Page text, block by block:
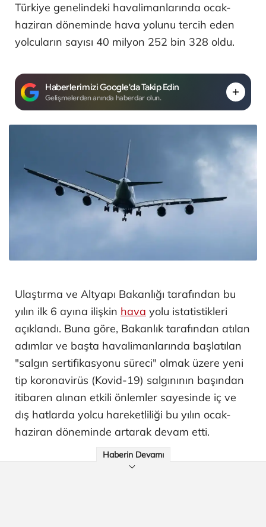
Türkiye genelindeki havalimanlarında ocak-
haziran döneminde hava yolunu tercih eden
yolcuların sayısı 40 milyon 252 bin 328 oldu.
Haberlerimizi Google'da Takip Edin
Gelişmelerden anında haberdar olun.
Ulaştırma ve Altyapı Bakanlığı tarafından bu
yılın ilk 6 ayına ilişkin hava yolu istatistikleri
açıklandı. Buna göre, Bakanlık tarafından atılan
adımlar ve başta havalimanlarında başlatılan
"salgın sertifikasyonu süreci" olmak üzere yeni
tip koronavirüs (Kovid-19) salgınının başından
itibaren alınan etkili önlemler sayesinde iç ve
dış hatlarda yolcu hareketliliği bu yılın ocak-
haziran döneminde artarak devam etti.
Haberin Devamı